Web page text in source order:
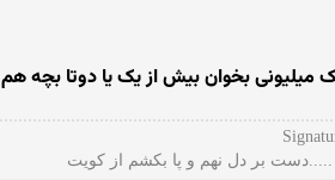
بر دل نهم و پا بکشم از کویت